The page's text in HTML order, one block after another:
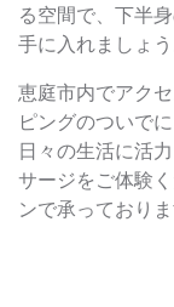
る空間で、下半
手に入れましょう
恵庭市内でアク
ピングのついで
日々の生活に活
サージをご体験
ンで承っておりま